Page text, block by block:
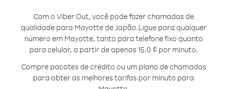
Com o Viber Out, você pode fazer chamadas de
qualidade para Mayotte de Japão.Ligue para qualquer
número em Mayotte, tanto para telefone fixo quanto
para celular, a partir de apenas 15.0 ¢ por minuto.
Compre pacotes de crédito ou um plano de chamadas
para obter as melhores tarifas por minuto para